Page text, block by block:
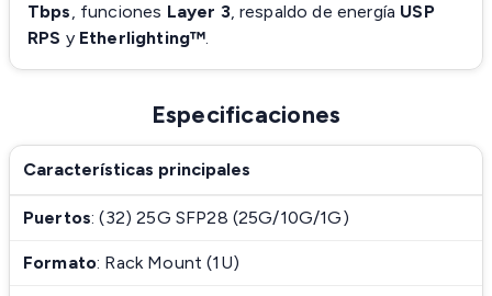
Tbps, funciones Layer 3, respaldo de energía USP
RPS y Etherlighting™.
Especificaciones
Características principales
Puertos: (32) 25G SFP28 (25G/10G/1G)
Formato: Rack Mount (1U)